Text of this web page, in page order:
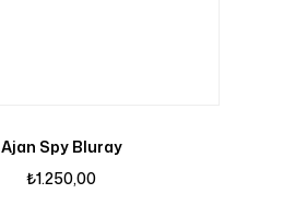
Ajan Spy Bluray
₺1.250,00